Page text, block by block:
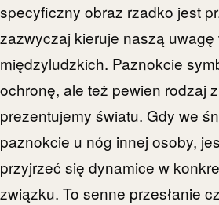
specyficzny obraz rzadko jest
zazwyczaj kieruje naszą uwagę
międzyludzkich. Paznokcie
ochronę, ale też pewien rodzaj
prezentujemy światu. Gdy we
paznokcie u nóg innej osoby,
przyjrzeć się dynamice w
związku. To senne przesłanie